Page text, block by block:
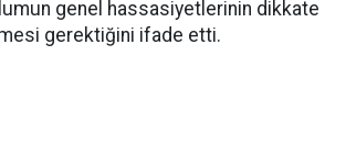
genel hassasiyetlerinin dikkate
gerektiğini ifade etti.